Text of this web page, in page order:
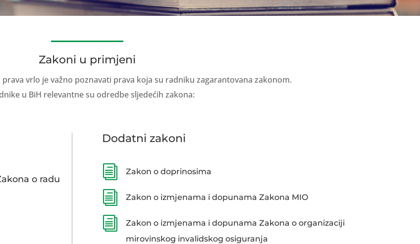
Zakoni u primjeni
vrlo je važno poznavati prava koja su radniku zagarantovana zakonom.
u BiH relevantne su odredbe sljedećih zakona:
o radu
Dodatni zakoni
i Zakon o doprinosima
i Zakon o izmjenama i dopunama Zakona MIO
i
Zakon o izmjenama i dopunama Zakona o organizaciji
mirovinskog invalidskog osiguranja